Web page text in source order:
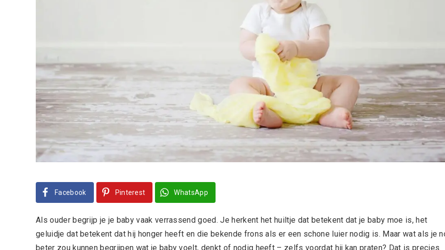
Facebook Pinterest WhatsApp
Als ouder begrijp je je baby vaak verrassend goed. Je herkent het huiltje dat betekent dat je baby moe is, het
geluidje dat betekent dat hij honger heeft en die bekende frons als er een schone luier nodig is. Maar wat als je
beter zou kunnen begrijpen wat je baby voelt, denkt of nodig heeft – zelfs voordat hij kan praten? Dat is precies